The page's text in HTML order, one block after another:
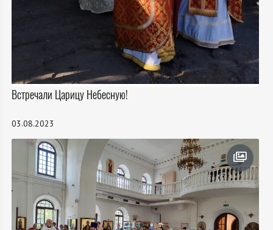
Встречали Царицу Небесную!
03.08.2023